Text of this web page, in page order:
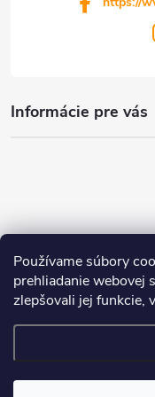
Používame súbory
prehliadanie webovej
zlepšovali jej funkcie,
Informácie pre vás
Copyright 2026